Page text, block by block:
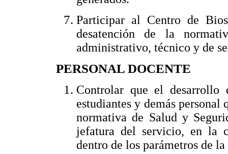
Participar al Centro de
desatención de la
administrativo, técnico y de
PERSONAL DOCENTE
Controlar que el
estudiantes y demás
normativa de Salud y
jefatura del servicio, en la
dentro de los parámetros de